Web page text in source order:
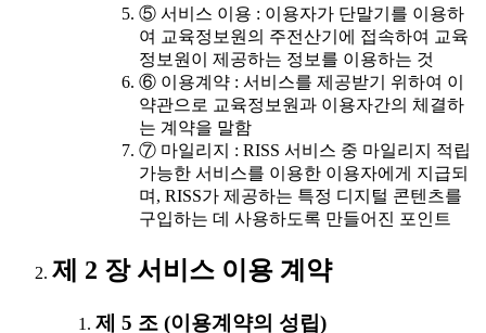
⑤ 서비스 이용 : 이용자가 단말기를 이용하
여 교육정보원의 주전산기에 접속하여 교육
정보원이 제공하는 정보를 이용하는 것
⑥ 이용계약 : 서비스를 제공받기 위하여 이
약관으로 교육정보원과 이용자간의 체결하
는 계약을 말함
⑦ 마일리지 : RISS 서비스 중 마일리지 적립
가능한 서비스를 이용한 이용자에게 지급되
며, RISS가 제공하는 특정 디지털 콘텐츠를
구입하는 데 사용하도록 만들어진 포인트
제 2 장 서비스 이용 계약
제 5 조 (이용계약의 성립)